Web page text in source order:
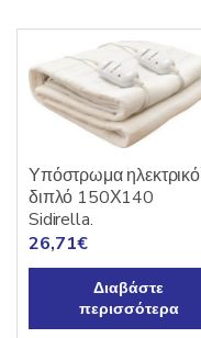
Υπόστρωμα ηλεκτρικό
διπλό 150Χ140
Sidirella.
26,71€
Διαβάστε
περισσότερα